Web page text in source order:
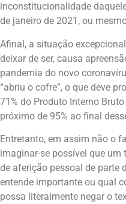
inconstitucionalidade
de janeiro de 2021, ou
Afinal, a situação
deixar de ser, causa
pandemia do novo
“abriu o cofre”, o que deve
71% do Produto Interno
próximo de 95% ao final
Entretanto, em assim não o
imaginar-se possível que
de aferição pessoal de parte
entende importante ou qual
possa literalmente negar o